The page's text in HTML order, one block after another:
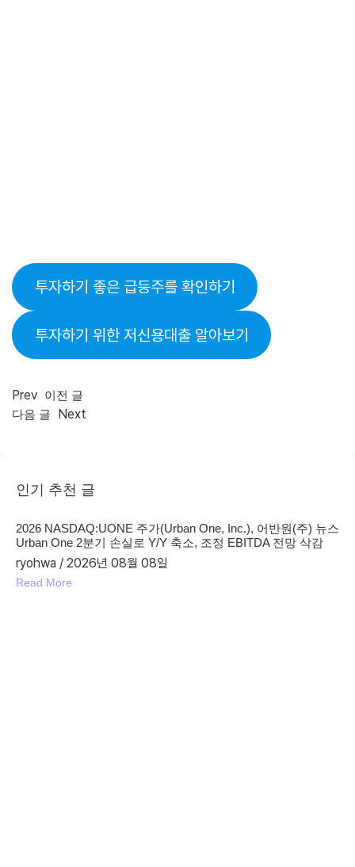
투자하기 좋은 급등주를 확인하기
투자하기 위한 저신용대출 알아보기
Prev 이전 글
다음 글
Next
인기 추천 글
2026 NASDAQ:UONE 주가(Urban One, Inc.), 어반원(주) 뉴스
Urban One 2분기 손실로 Y/Y 축소, 조정 EBITDA 전망 삭감
ryohwa 2026년 08월 08일
Read More